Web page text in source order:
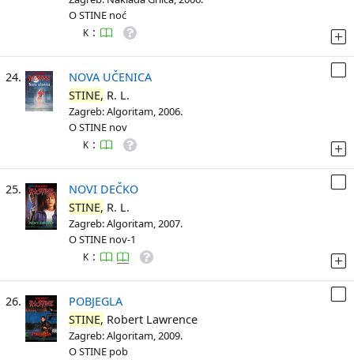
O STINE noć
K :
24.
NOVA UČENICA
STINE, R. L.
Zagreb: Algoritam, 2006.
O STINE nov
K :
25.
NOVI DEČKO
STINE, R. L.
Zagreb: Algoritam, 2007.
O STINE nov-1
K :
26.
POBJEGLA
STINE, Robert Lawrence
Zagreb: Algoritam, 2009.
O STINE pob